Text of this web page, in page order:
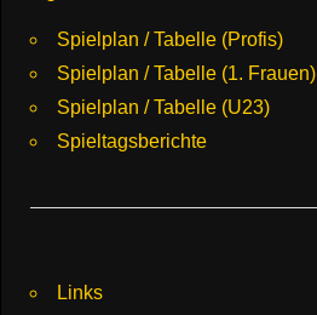
Spielplan / Tabelle (Profis)
Spielplan / Tabelle (1. Frauen)
Spielplan / Tabelle (U23)
Spieltagsberichte
Links